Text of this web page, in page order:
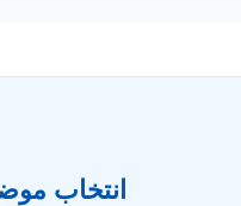
انتخاب